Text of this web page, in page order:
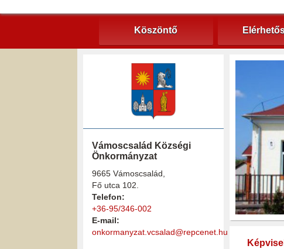
Köszöntő
Vámoscsalád Községi
Önkormányzat
9665 Vámoscsalád,
Fő utca 102.
Telefon:
+36-95/346-002
E-mail:
onkormanyzat.vcsalad@repcenet.hu